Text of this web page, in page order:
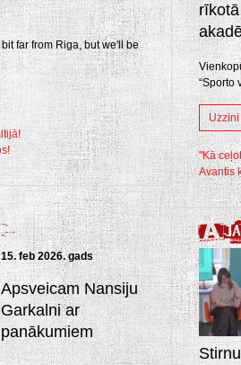
far from Riga, but we'll be
“Sporto
"Kā
Avantis
15. feb 2026. gads
Apsveicam Nansiju
Garkalni ar
panākumiem